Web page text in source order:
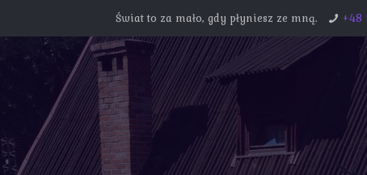
Świat to za mało, gdy płyniesz ze mną.